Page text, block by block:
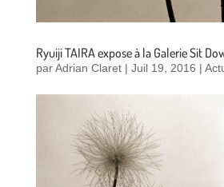
Ryuiji TAIRA expose à la Galerie Sit
parAdrian Claret| Juil 19, 2016 |